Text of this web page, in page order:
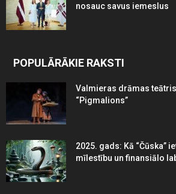
nosauc savus iemeslus
POPULĀRĀKIE RAKSTI
Valmieras drāmas
“Pigmalions”
2025. gads: Kā “Čūska”
mīlestību un finansiālo